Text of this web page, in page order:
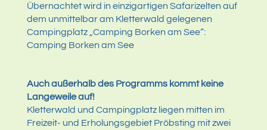
Übernachtet wird in einzigartigen Safarizelten auf
dem unmittelbar am Kletterwald gelegenen
Campingplatz „Camping Borken am See“:
Camping Borken am See
Auch außerhalb des Programms kommt keine
Langeweile auf!
Kletterwald und Campingplatz liegen mitten im
Freizeit- und Erholungsgebiet Pröbsting mit zwei